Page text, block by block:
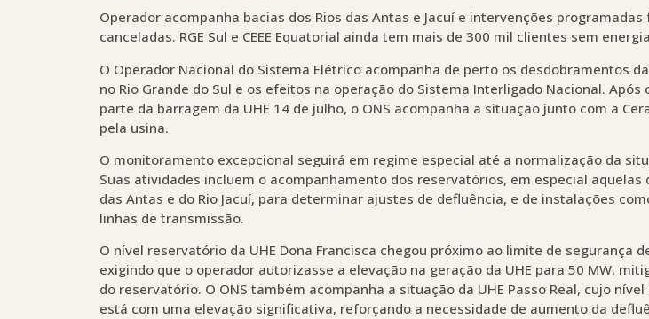
Operador acompanha bacias dos Rios das Antas e Jacuí e intervenções programadas
canceladas. RGE Sul e CEEE Equatorial ainda tem mais de 300 mil clientes sem
O Operador Nacional do Sistema Elétrico acompanha de perto os desdobramentos
no Rio Grande do Sul e os efeitos na operação do Sistema Interligado Nacional. Após
parte da barragem da UHE 14 de julho, o ONS acompanha a situação junto com a
pela usina.
O monitoramento excepcional seguirá em regime especial até a normalização da
Suas atividades incluem o acompanhamento dos reservatórios, em especial aquelas
das Antas e do Rio Jacuí, para determinar ajustes de defluência, e de instalações
linhas de transmissão.
O nível reservatório da UHE Dona Francisca chegou próximo ao limite de segurança
exigindo que o operador autorizasse a elevação na geração da UHE para 50 MW,
do reservatório. O ONS também acompanha a situação da UHE Passo Real, cujo
está com uma elevação significativa, reforçando a necessidade de aumento da